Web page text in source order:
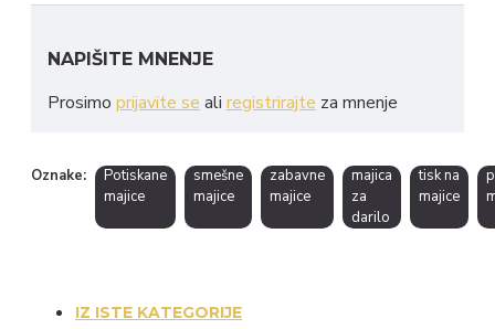
NAPIŠITE MNENJE
Prosimo prijavite se ali registrirajte za mnenje
Oznake:
Potiskane
majice
smešne
majice
zabavne
majice
majica
za
darilo
tisk na
majice
IZ ISTE KATEGORIJE